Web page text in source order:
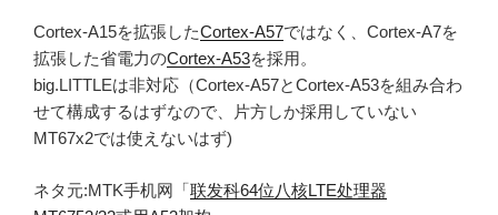
Cortex-A15を拡張したCortex-A57ではなく、Cortex-A7を
拡張した省電力のCortex-A53を採用。
big.LITTLEは非対応（Cortex-A57とCortex-A53を組み合わ
せて構成するはずなので、片方しか採用していない
MT67x2では使えないはず)
ネタ元:MTK手机网「联发科64位八核LTE处理器